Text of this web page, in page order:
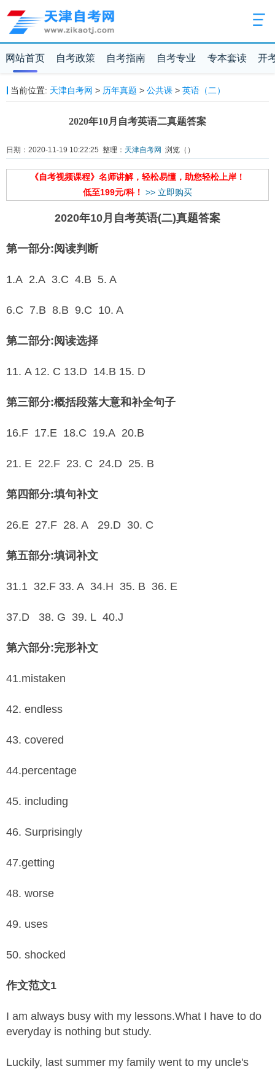
网站首页 自考政策 自考指南 自考专业 专本套读 开
当前位置: 天津自考网 > 历年真题 > 公共课> 英语（二）
2020年10月自考英语二真题答案
日期：2020-11-19 10:22:25 整理： 天津自考网 浏览（ ）
《自考视频课程》名师讲解，轻松易懂，助您轻松上岸！
低至199元/科！ >> 立即购买
2020年10月自考英语(二)真题答案
第一部分:阅读判断
1.A 2.A 3.C 4.B 5. A
6.C 7.B 8.B 9.C 10. A
第二部分:阅读选择
11. A 12. C 13.D 14.B 15. D
第三部分:概括段落大意和补全句子
16.F 17.E 18.C 19.A 20.B
21. E 22.F 23. C 24.D 25. B
第四部分:填句补文
26.E 27.F 28. A 29.D 30. C
第五部分:填词补文
31.1 32.F 33. A 34.H 35. B 36. E
37.D 38. G 39. L 40.J
第六部分:完形补文
41.mistaken
42. endless
43. covered
44.percentage
45. including
46. Surprisingly
47.getting
48. worse
49. uses
50. shocked
作文范文1
I am always busy with my lessons.What I have to do
everyday is nothing but study.
Luckily, last summer my family went to my uncle's